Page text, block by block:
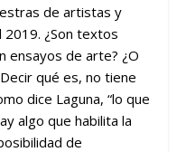
de artistas y
¿Son textos
ensayos de arte? ¿O
qué es, no tiene
dice Laguna, “lo que
algo que habilita la
de